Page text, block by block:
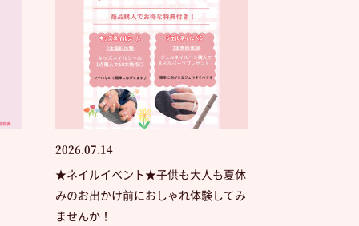
2026.07.14
★ネイルイベント★子供も大人も夏休
みのお出かけ前におしゃれ体験してみ
ませんか！